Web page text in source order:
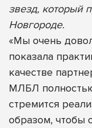
звезд, который
Новгороде.
«Мы очень
показала
качестве
МЛБЛ
стремится
образом, чтобы